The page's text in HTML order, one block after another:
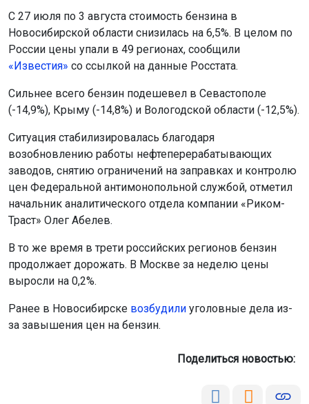
С 27 июля по 3 августа стоимость бензина в
Новосибирской области снизилась на 6,5%. В целом по
России цены упали в 49 регионах, сообщили
«Известия» со ссылкой на данные Росстата.
Сильнее всего бензин подешевел в Севастополе
(-14,9%), Крыму (-14,8%) и Вологодской области (-12,5%).
Ситуация стабилизировалась благодаря
возобновлению работы нефтеперерабатывающих
заводов, снятию ограничений на заправках и контролю
цен Федеральной антимонопольной службой, отметил
начальник аналитического отдела компании «Риком-
Траст» Олег Абелев.
В то же время в трети российских регионов бензин
продолжает дорожать. В Москве за неделю цены
выросли на 0,2%.
Ранее в Новосибирске возбудили уголовные дела из-
за завышения цен на бензин.
Поделиться новостью: